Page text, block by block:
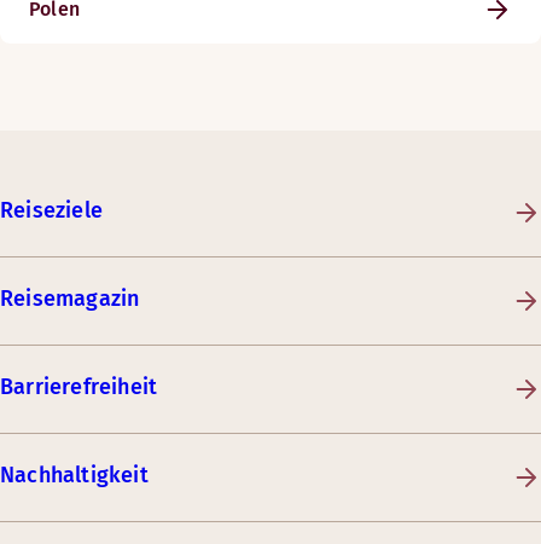
Polen
Reiseziele
Reisemagazin
Barrierefreiheit
Nachhaltigkeit